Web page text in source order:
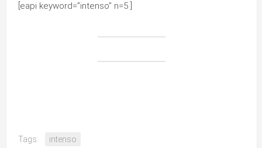
[eapi keyword=”intenso” n=5 ]
Tags: intenso